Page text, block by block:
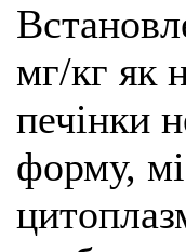
мг/кг як
печінки
форму,